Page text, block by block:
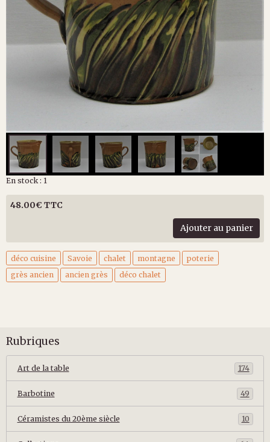
En stock : 1
48.00€ TTC
Ajouter au panier
déco cuisine Savoie chalet montagne
poterie
grès ancien
ancien grès déco chalet
Rubriques
Art de la table 174
Barbotine 49
Céramistes du 20ème siècle 10